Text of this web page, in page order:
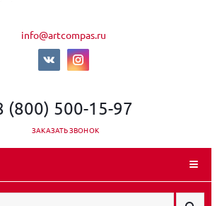
info@artcompas.ru
(800) 500-15-97
ЗАКАЗАТЬ ЗВОНОК